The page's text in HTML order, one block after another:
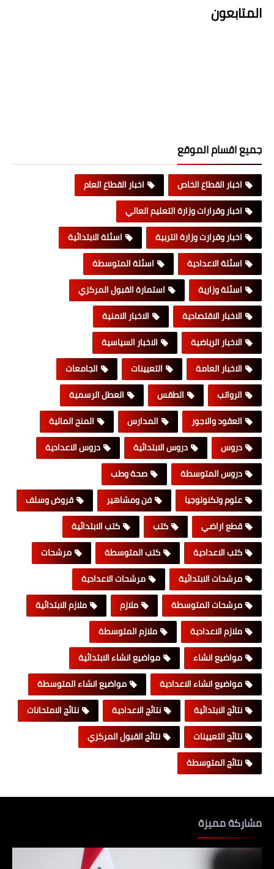
المتابعون
جميع اقسام الموقع
اخبار القطاع الخاص
اخبار القطاع العام
اخبار وقرارات وزارة التعليم العالي
اخبار وقرارت وزارة التربية
اسئلة الابتدائية
اسئلة الاعدادية
اسئلة المتوسطة
اسئلة وزارية
استمارة القبول المركزي
الاخبار الاقتصادية
الاخبار الامنية
الاخبار الرياضية
الاخبار السياسية
الاخبار العامة
التعيينات
الجامعات
الرواتب
الطقس
العطل الرسمية
العقود والاجور
المدارس
المنح المالية
دروس
دروس الابتدائية
دروس الاعدادية
دروس المتوسطة
صحة وطب
علوم وتكنولوجيا
فن ومشاهير
قروض وسلف
قطع اراضي
كتب
كتب الابتدائية
كتب الاعدادية
كتب المتوسطة
مرشحات
مرشحات الابتدائية
مرشحات الاعدادية
مرشحات المتوسطة
ملازم
ملازم الابتدائية
ملازم الاعدادية
ملازم المتوسطة
مواضيع انشاء
مواضيع انشاء الابتدائية
مواضيع انشاء الاعدادية
مواضيع انشاء المتوسطة
نتائج الابتدائية
نتائج الاعدادية
نتائج الامتحانات
نتائج التعيينات
نتائج القبول المركزي
نتائج المتوسطة
مشاركة مميزة